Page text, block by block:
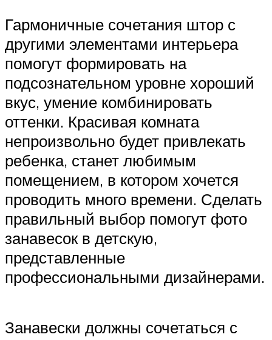
Гармоничные сочетания штор с
другими элементами интерьера
помогут формировать на
подсознательном уровне хороший
вкус, умение комбинировать
оттенки. Красивая комната
непроизвольно будет привлекать
ребенка, станет любимым
помещением, в котором хочется
проводить много времени. Сделать
правильный выбор помогут фото
занавесок в детскую,
представленные
профессиональными дизайнерами.
Занавески должны сочетаться с